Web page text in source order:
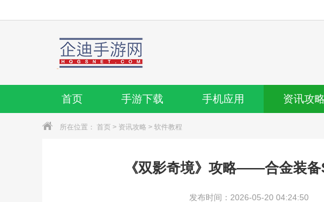
首页 手游下载 手机应用 资讯攻略
所在位置： 首页 > 资讯攻略 > 软件教程
《双影奇境》攻略——合金装
发布时间：2026-05-20 04:24:50